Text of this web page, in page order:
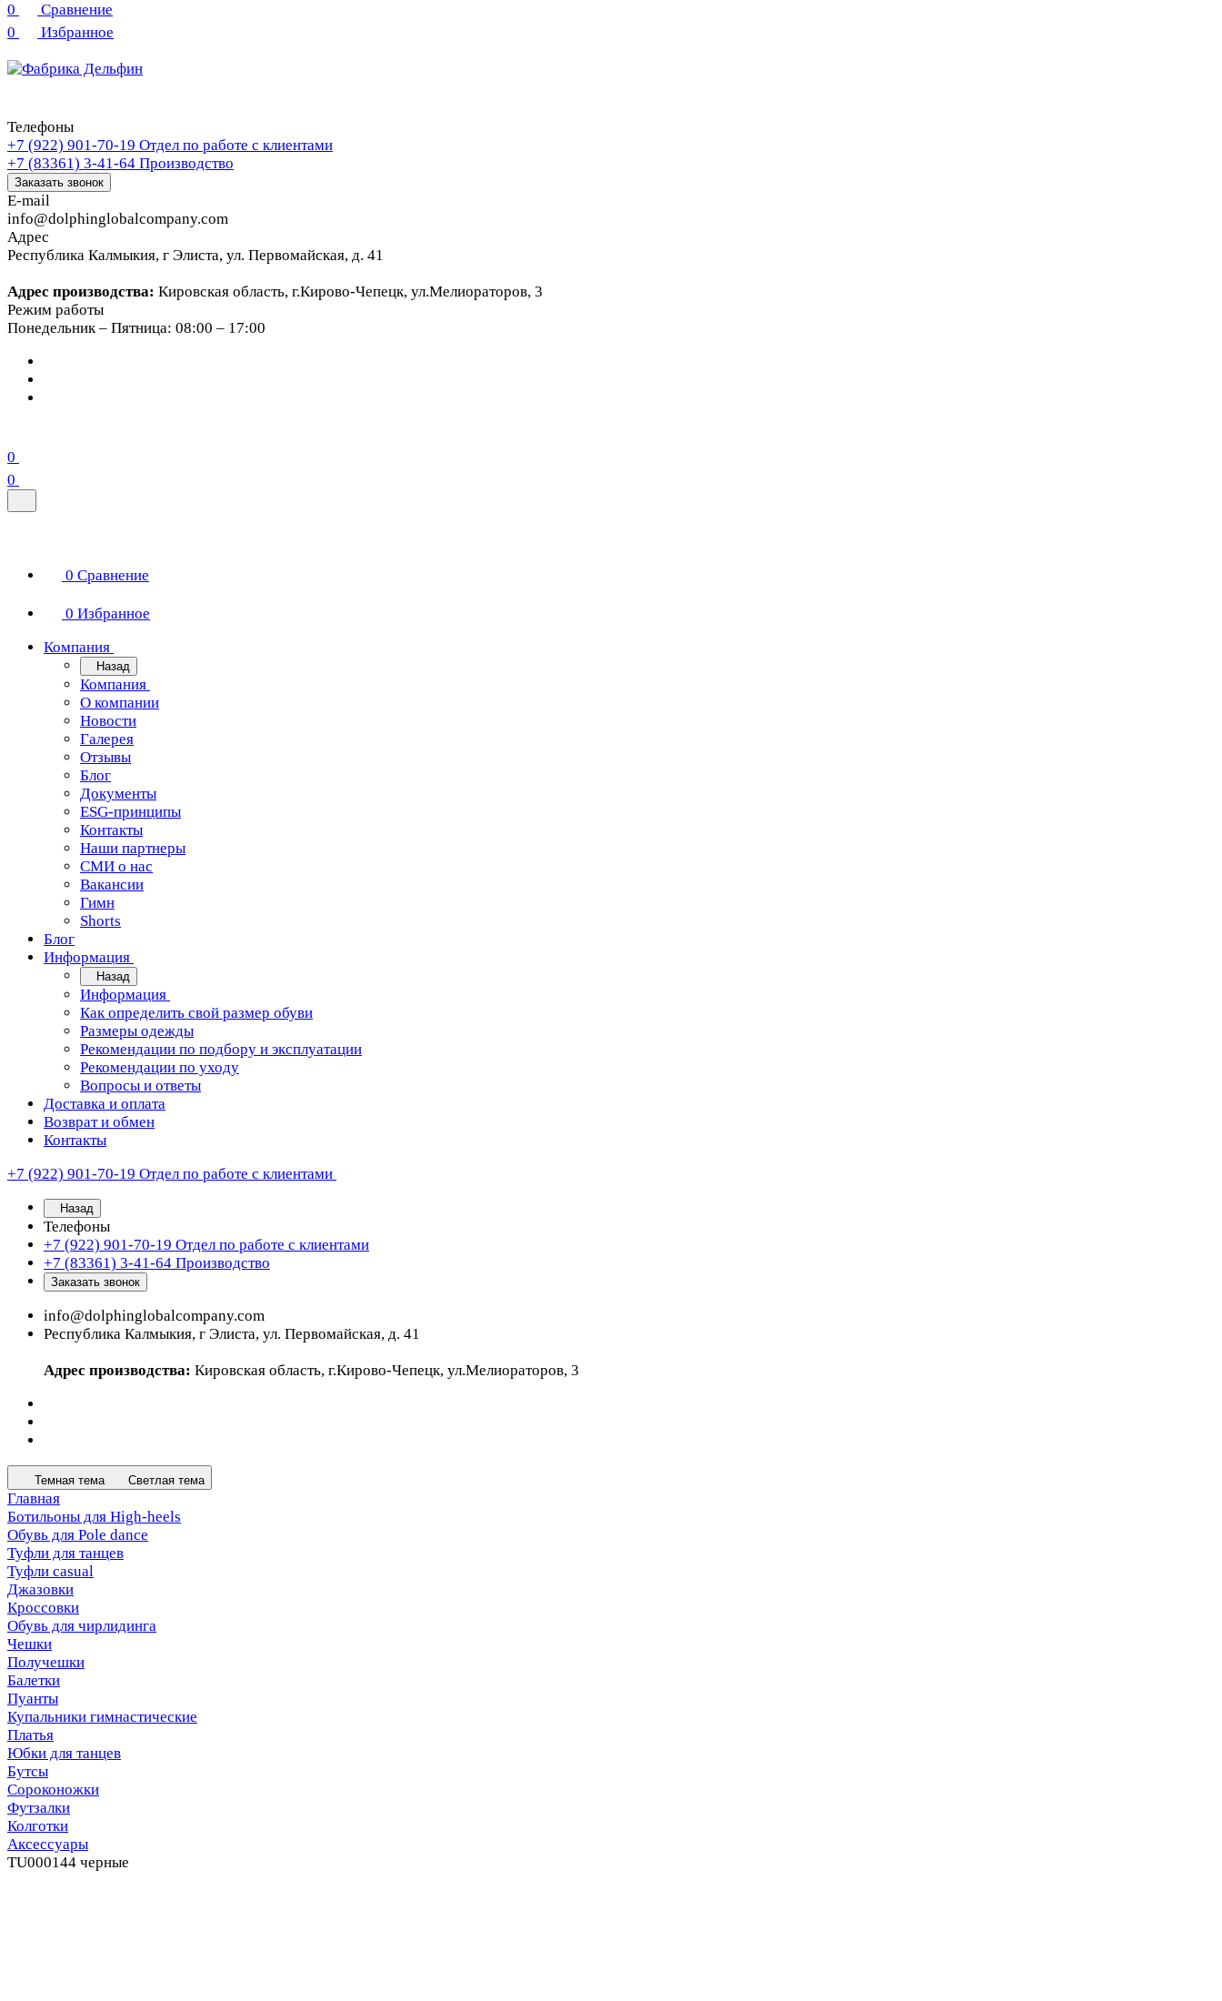
0
Сравнение
0
Избранное
Телефоны
+7 (922) 901-70-19 Отдел по работе с клиентами
+7 (83361) 3-41-64 Производство
Заказать звонок
E-mail
info@dolphinglobalcompany.com
Адрес
Республика Калмыкия, г Элиста, ул. Первомайская, д. 41
Адрес производства: Кировская область, г.Кирово-Чепецк, ул.Мелиораторов, 3
Режим работы
Понедельник – Пятница: 08:00 – 17:00
0
0
0 Сравнение
0 Избранное
Компания
Назад
Компания
О компании
Новости
Галерея
Отзывы
Блог
Документы
ESG-принципы
Контакты
Наши партнеры
СМИ о нас
Вакансии
Гимн
Shorts
Блог
Информация
Назад
Информация
Как определить свой размер обуви
Размеры одежды
Рекомендации по подбору и эксплуатации
Рекомендации по уходу
Вопросы и ответы
Доставка и оплата
Возврат и обмен
Контакты
+7 (922) 901-70-19 Отдел по работе с клиентами
Назад
Телефоны
+7 (922) 901-70-19 Отдел по работе с клиентами
+7 (83361) 3-41-64 Производство
Заказать звонок
info@dolphinglobalcompany.com
Республика Калмыкия, г Элиста, ул. Первомайская, д. 41
Адрес производства: Кировская область, г.Кирово-Чепецк, ул.Мелиораторов, 3
Темная тема Светлая тема
Главная
Ботильоны для High-heels
Обувь для Pole dance
Туфли для танцев
Туфли casual
Джазовки
Кроссовки
Обувь для чирлидинга
Чешки
Получешки
Балетки
Пуанты
Купальники гимнастические
Платья
Юбки для танцев
Бутсы
Сороконожки
Футзалки
Колготки
Аксессуары
TU000144 черные